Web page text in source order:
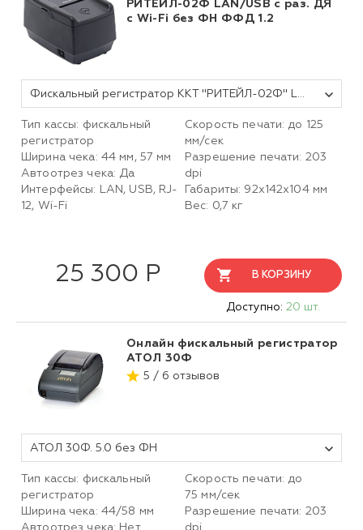
РИТЕЙЛ-02Ф LAN/USB с раз. ДЯ
с Wi-Fi без ФН ФФД 1.2
Фискальный регистратор ККТ "РИТЕЙЛ-02Ф" LAN/USB с раз. ДЯ c Wi-Fi (черный) без ФН ФФД 1.2
Тип кассы: фискальный
регистратор
Ширина чека: 44 мм, 57 мм
Автоотрез чека: Да
Интерфейсы: LAN, USB, RJ-
12, Wi-Fi
Скорость печати: до 125
мм/сек
Разрешение печати: 203
dpi
Габариты: 92х142х104мм
Вес: 0,7 кг
25 300 Р В КОРЗИНУ
Доступно: 20 шт.
Онлайн фискальный регистратор
АТОЛ 30Ф
5 / 6 отзывов
АТОЛ 30Ф. 5.0 без ФН
Тип кассы: фискальный
регистратор
Ширина чека: 44/58 мм
Автоотрез чека: Нет
Скорость печати: до
75 мм/сек
Разрешение печати: 203
dpi